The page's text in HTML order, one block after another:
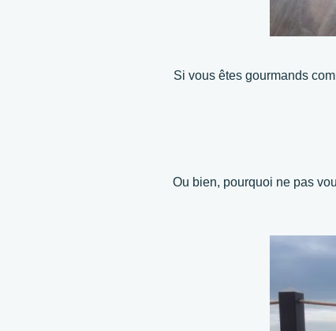
Si vous êtes gourmands
Ou bien, pourquoi ne pas